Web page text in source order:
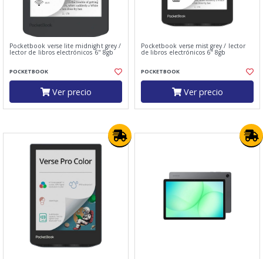
Pocketbook verse lite midnight grey /
lector de libros electrónicos 6" 8gb
POCKETBOOK
Ver precio
Pocketbook verse mist grey / lector
de libros electrónicos 6" 8gb
POCKETBOOK
Ver precio